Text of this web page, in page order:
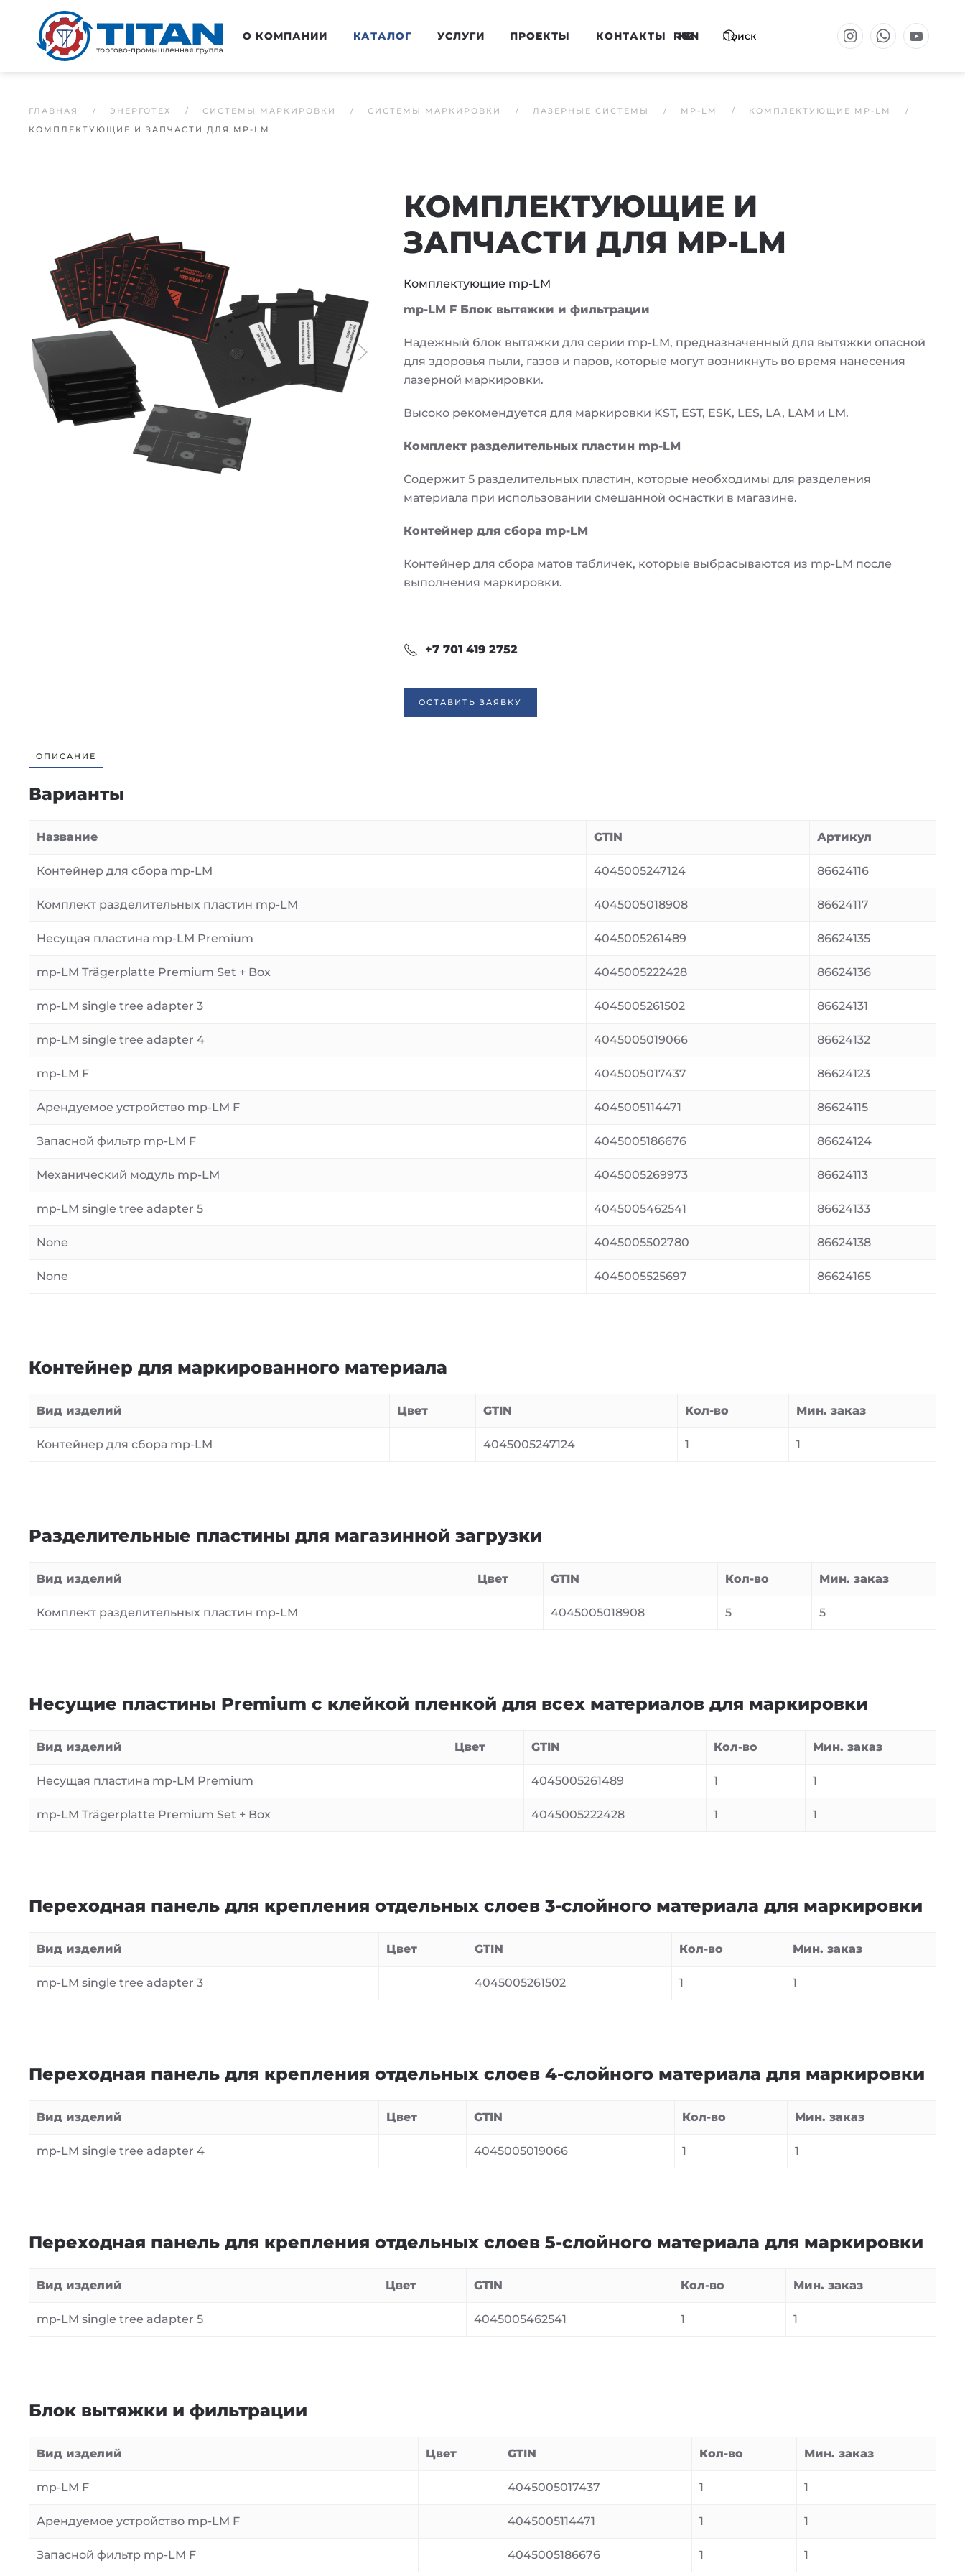
Перейти к основному содержанию О КОМПАНИИ КАТАЛОГ УСЛУГИ ПРОЕКТЫ КОНТАКТЫ RU
KZ
EN
ГЛАВНАЯ ЭНЕРГОТЕХ СИСТЕМЫ МАРКИРОВКИ СИСТЕМЫ МАРКИРОВКИ ЛАЗЕРНЫЕ СИСТЕМЫ MP-LM
КОМПЛЕКТУЮЩИЕ MP-LM
КОМПЛЕКТУЮЩИЕ И ЗАПЧАСТИ ДЛЯ MP-LM
КОМПЛЕКТУЮЩИЕ И
ЗАПЧАСТИ ДЛЯ MP-LM
Комплектующие mp-LM
mp-LM F Блок вытяжки и фильтрации
Надежный блок вытяжки для серии mp-LM, предназначенный для вытяжки опасной
для здоровья пыли, газов и паров, которые могут возникнуть во время нанесения
лазерной маркировки.
Высоко рекомендуется для маркировки KST, EST, ESK, LES, LA, LAM и LM.
Комплект разделительных пластин mp-LM
Содержит 5 разделительных пластин, которые необходимы для разделения
материала при использовании смешанной оснастки в магазине.
Контейнер для сбора mp-LM
Контейнер для сбора матов табличек, которые выбрасываются из mp-LM после
выполнения маркировки.
+7 701 419 2752
ОСТАВИТЬ ЗАЯВКУ
ОПИСАНИЕ
Варианты
Название GTIN Артикул
Контейнер для сбора mp-LM 4045005247124 86624116
Комплект разделительных пластин mp-LM 4045005018908 86624117
Несущая пластина mp-LM Premium 4045005261489 86624135
mp-LM Trägerplatte Premium Set + Box 4045005222428 86624136
mp-LM single tree adapter 3 4045005261502 86624131
mp-LM single tree adapter 4 4045005019066 86624132
mp-LM F 4045005017437 86624123
Арендуемое устройство mp-LM F 4045005114471 86624115
Запасной фильтр mp-LM F 4045005186676 86624124
Механический модуль mp-LM 4045005269973 86624113
mp-LM single tree adapter 5 4045005462541 86624133
None 4045005502780 86624138
None 4045005525697 86624165
Контейнер для маркированного материала
Вид изделий Цвет GTIN Кол-во Мин. заказ
Контейнер для сбора mp-LM 4045005247124 1 1
Разделительные пластины для магазинной загрузки
Вид изделий Цвет GTIN Кол-во Мин. заказ
Комплект разделительных пластин mp-LM 4045005018908 5 5
Несущие пластины Premium с клейкой пленкой для всех материалов для маркировки
Вид изделий Цвет GTIN Кол-во Мин. заказ
Несущая пластина mp-LM Premium 4045005261489 1 1
mp-LM Trägerplatte Premium Set + Box 4045005222428 1 1
Переходная панель для крепления отдельных слоев 3-слойного материала для маркировки
Вид изделий Цвет GTIN Кол-во Мин. заказ
mp-LM single tree adapter 3 4045005261502 1 1
Переходная панель для крепления отдельных слоев 4-слойного материала для маркировки
Вид изделий Цвет GTIN Кол-во Мин. заказ
mp-LM single tree adapter 4 4045005019066 1 1
Переходная панель для крепления отдельных слоев 5-слойного материала для маркировки
Вид изделий Цвет GTIN Кол-во Мин. заказ
mp-LM single tree adapter 5 4045005462541 1 1
Блок вытяжки и фильтрации
Вид изделий Цвет GTIN Кол-во Мин. заказ
mp-LM F 4045005017437 1 1
Арендуемое устройство mp-LM F 4045005114471 1 1
Запасной фильтр mp-LM F 4045005186676 1 1